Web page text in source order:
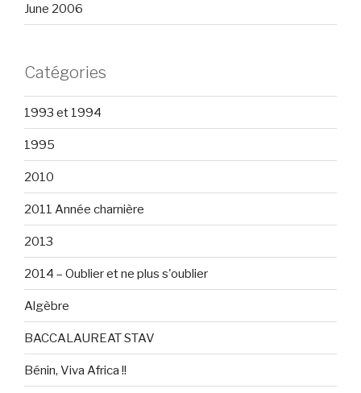
June 2006
Catégories
1993 et 1994
1995
2010
2011 Année charnière
2013
2014 – Oublier et ne plus s'oublier
Algèbre
BACCALAUREAT STAV
Bénin, Viva Africa !!